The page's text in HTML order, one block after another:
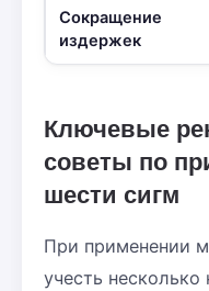
Сокращение
издержек
Ключевые
советы по
шести сигм
При применении
учесть